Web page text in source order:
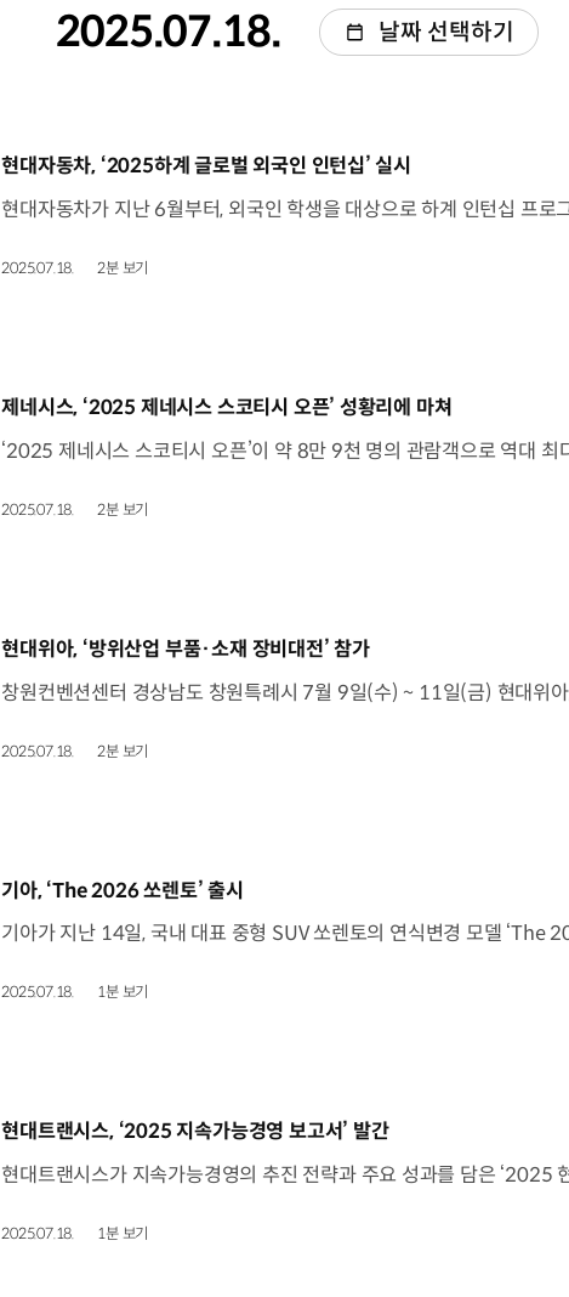
2025.07.18. 날짜 선택하기
[동영상]
현대자동차, ‘2025하계 글로벌 외국인 인턴십’ 실시
2025.07.18. 2분 보기
[동영상]
제네시스, ‘2025 제네시스 스코티시 오픈’ 성황리에 마쳐
2025.07.18. 2분 보기
[동영상]
현대위아, ‘방위산업 부품·소재 장비대전’ 참가
2025.07.18. 2분 보기
[동영상]
기아, ‘The 2026 쏘렌토’ 출시
2025.07.18. 1분 보기
[동영상]
현대트랜시스, ‘2025 지속가능경영 보고서’ 발간
2025.07.18. 1분 보기